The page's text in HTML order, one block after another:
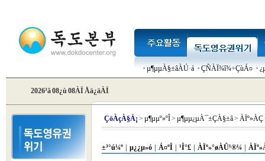
µ¶µµÀ§±âÀÚ·á ÇÑÀÏ¾î¾÷ÇùÁ¤
2026³â 08¿ù 08ÀÏ Åä¿äÀÏ
ÇöÀçÀ§Ä¡ > µ¶µµº»ºÎ> µ¶µµ¿µÀ¯±ÇÀ§±â> ÀÏº»ÀÇ
±³°ú¼º| µ¿¿µ»ó| Á¤ºÎ| ¹Î°£| ÀÏº»°øÀÛ¹®¼­|